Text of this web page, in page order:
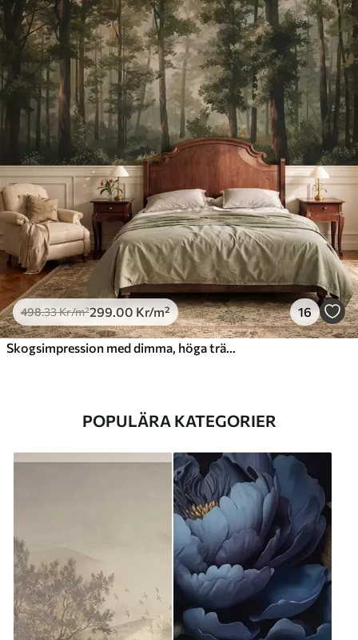
498.33Kr/m²299.00 Kr/m² 16
POPULÄRA KATEGORIER